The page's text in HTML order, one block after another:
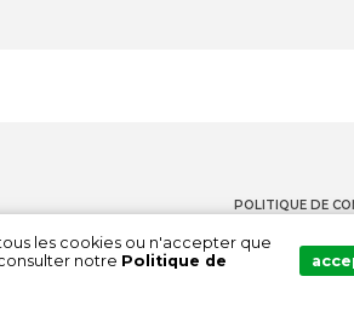
POLITIQUE DE
CHAÎNE DES
les cookies ou n'accepter que
notre Politique de